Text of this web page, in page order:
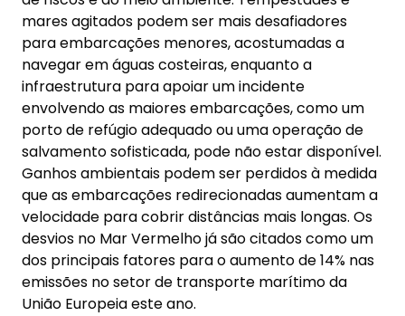
mares agitados podem ser mais desafiadores
para embarcações menores, acostumadas a
navegar em águas costeiras, enquanto a
infraestrutura para apoiar um incidente
envolvendo as maiores embarcações, como um
porto de refúgio adequado ou uma operação de
salvamento sofisticada, pode não estar disponível.
Ganhos ambientais podem ser perdidos à medida
que as embarcações redirecionadas aumentam a
velocidade para cobrir distâncias mais longas. Os
desvios no Mar Vermelho já são citados como um
dos principais fatores para o aumento de 14% nas
emissões no setor de transporte marítimo da
União Europeia este ano.